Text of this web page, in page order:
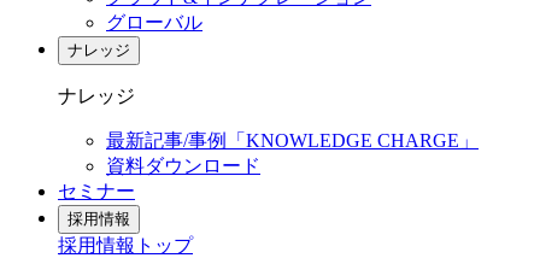
グローバル
ナレッジ
ナレッジ
最新記事/事例「KNOWLEDGE CHARGE」
資料ダウンロード
セミナー
採用情報
採用情報 トップ